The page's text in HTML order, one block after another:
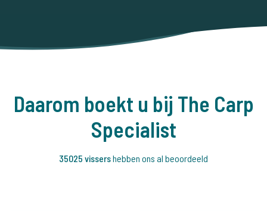
Daarom boekt u bij The Carp
Specialist
35025 vissershebben ons al beoordeeld